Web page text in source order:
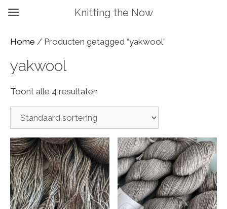
Home / Producten getagged “yakwool”
yakwool
Toont alle 4 resultaten
Knitting the Now